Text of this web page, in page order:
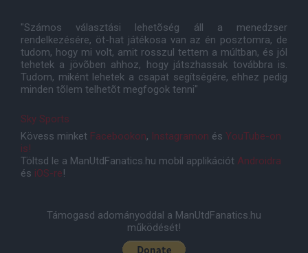
"Számos választási lehetõség áll a menedzser
rendelkezésére, öt-hat játékosa van az én posztomra, de
tudom, hogy mi volt, amit rosszul tettem a múltban, és jól
tehetek a jövõben ahhoz, hogy játszhassak továbbra is.
Tudom, miként lehetek a csapat segítségére, ehhez pedig
minden tõlem telhetõt megfogok tenni"
Sky Sports
Kövess minket Facebookon, Instagramon és YouTube-on
is!
Töltsd le a ManUtdFanatics.hu mobil applikációt Androidra
és iOS-re!
Támogasd adományoddal a ManUtdFanatics.hu
működését!